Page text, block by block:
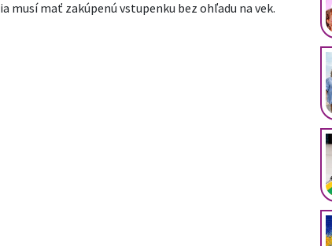
musí mať zakúpenú vstupenku bez ohľadu na vek.